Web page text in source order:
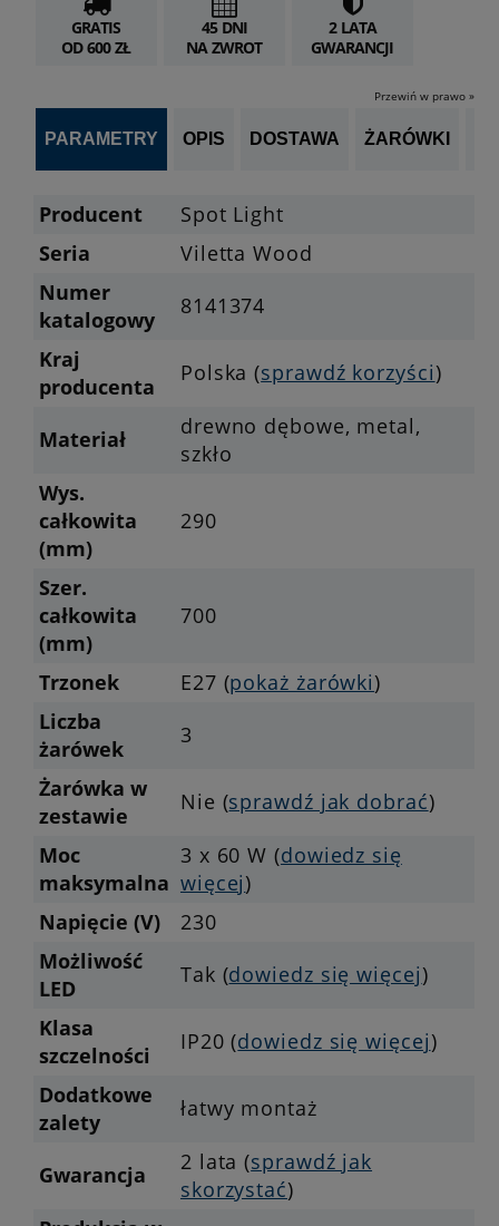
GRATIS
OD 600 ZŁ
45 DNI
NA ZWROT
2 LATA
GWARANCJI
Przewiń w prawo »
PARAMETRY OPIS DOSTAWA ŻARÓWKI
Producent
Spot Light
Seria
Viletta Wood
Numer
katalogowy
8141374
Kraj
producenta
Polska (sprawdź korzyści)
Materiał
drewno dębowe, metal,
szkło
Wys.
całkowita
(mm)
290
Szer.
całkowita
(mm)
700
Trzonek E27 (pokaż żarówki)
Liczba
żarówek
3
Żarówka w
zestawie
Nie (sprawdź jak dobrać)
Moc
maksymalna
3 x 60 W (dowiedz się
więcej)
Napięcie (V)
230
Możliwość
LED
Tak (dowiedz się więcej)
Klasa
szczelności
IP20 (dowiedz się więcej)
Dodatkowe
zalety
łatwy montaż
Gwarancja 2 lata (sprawdź jak
skorzystać)